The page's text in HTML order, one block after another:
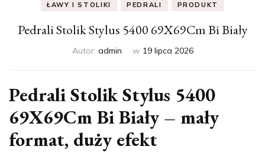
ŁAWY I STOLIKI PEDRALI PRODUKT
Pedrali Stolik Stylus 5400 69X69Cm Bi Biały
Autor: admin w 19 lipca 2026
Pedrali Stolik Stylus 5400
69X69Cm Bi Biały – mały
format, duży efekt